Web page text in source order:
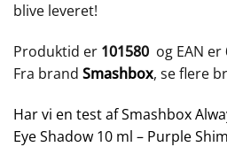
blive leveret!
Produktid er 101580 og EAN er
Fra brand Smashbox, se flere
Har vi en test af Smashbox
Eye Shadow 10 ml – Purple